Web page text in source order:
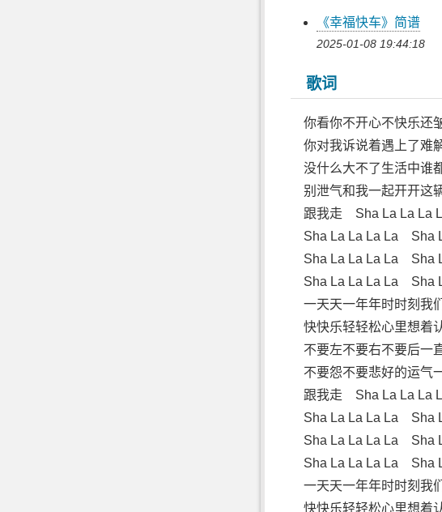
《幸福快车》简谱
2025-01-08 19:44:18
歌词
你看你不开心不快乐还
你对我诉说着遇上了难
没什么大不了生活中谁
别泄气和我一起开开这
跟我走 Sha La La La
Sha La La La La Sha
Sha La La La La Sha
Sha La La La La Sha
一天天一年年时时刻我
快快乐轻轻松心里想着
不要左不要右不要后一
不要怨不要悲好的运气
跟我走 Sha La La La
Sha La La La La Sha
Sha La La La La Sha
Sha La La La La Sha
一天天一年年时时刻我
快快乐轻轻松心里想着